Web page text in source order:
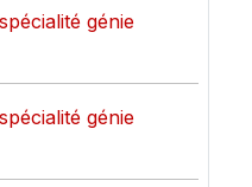
génie
génie